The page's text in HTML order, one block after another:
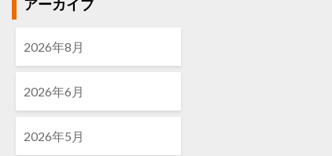
アーカイブ
2026年8月
2026年6月
2026年5月